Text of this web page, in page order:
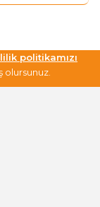
politikamızı
olursunuz.